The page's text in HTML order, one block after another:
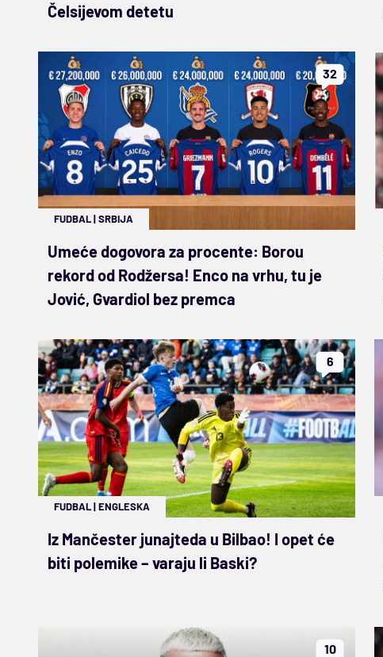
Čelsijevom detetu
32
FUDBAL|SRBIJA
Umeće dogovora za procente: Borou
rekord od Rodžersa! Enco na vrhu, tu je
Jović, Gvardiol bez premca
6
FUDBAL|ENGLESKA
Iz Mančester junajteda u Bilbao! I opet će
biti polemike – varaju li Baski?
10